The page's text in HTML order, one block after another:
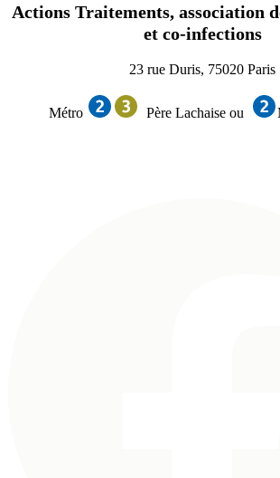
Actions Traitements, association
et co-infections
23 rue Duris, 75020 Paris
Métro Père Lachaise ou